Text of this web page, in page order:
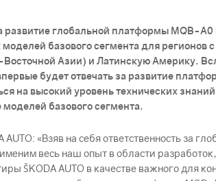
развитие глобальной платформы MQB-
базового сегмента для регионов
Азии) и Латинскую Америку.
будет отвечать за развитие
на высокий уровень технических
базового сегмента.
«Взяв на себя ответственность за
весь наш опыт в области
ŠKODА AUTO в качестве важного для